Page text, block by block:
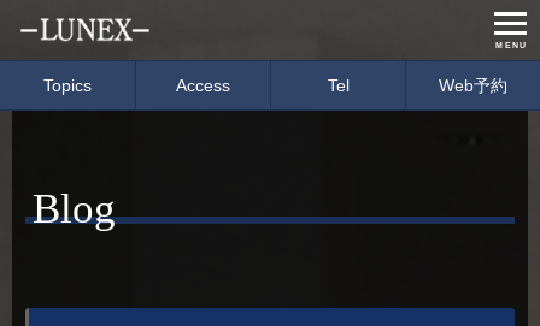
MENU
Concept
Topics Access Tel Web予約
Blog